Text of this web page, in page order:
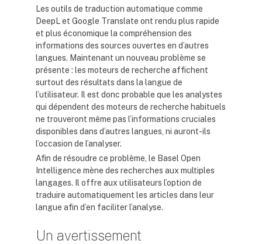
Les outils de traduction automatique comme
DeepL et Google Translate ont rendu plus rapide
et plus économique la compréhension des
informations des sources ouvertes en d’autres
langues. Maintenant un nouveau problème se
présente : les moteurs de recherche affichent
surtout des résultats dans la langue de
l’utilisateur. Il est donc probable que les analystes
qui dépendent des moteurs de recherche habituels
ne trouveront même pas l’informations cruciales
disponibles dans d’autres langues, ni auront-ils
l’occasion de l’analyser.
Afin de résoudre ce problème, le Basel Open
Intelligence mène des recherches aux multiples
langages. Il offre aux utilisateurs l’option de
traduire automatiquement les articles dans leur
langue afin d’en faciliter l’analyse.
Un avertissement